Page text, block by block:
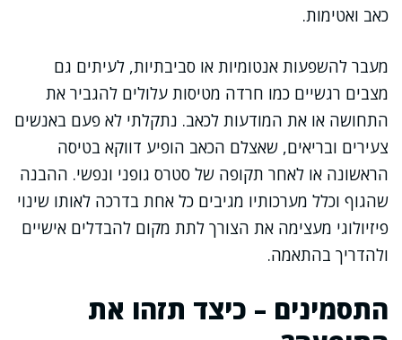
כאב ואטימות.
מעבר להשפעות אנטומיות או סביבתיות, לעיתים גם
מצבים רגשיים כמו חרדה מטיסות עלולים להגביר את
התחושה או את המודעות לכאב. נתקלתי לא פעם באנשים
צעירים ובריאים, שאצלם הכאב הופיע דווקא בטיסה
הראשונה או לאחר תקופה של סטרס גופני ונפשי. ההבנה
שהגוף וכלל מערכותיו מגיבים כל אחת בדרכה לאותו שינוי
פיזיולוגי מעצימה את הצורך לתת מקום להבדלים אישיים
ולהדריך בהתאמה.
התסמינים – כיצד תזהו את